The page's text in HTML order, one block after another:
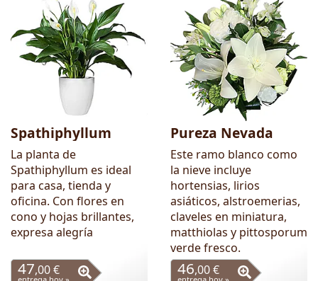
Spathiphyllum
La planta de
Spathiphyllum es ideal
para casa, tienda y
oficina. Con flores en
cono y hojas brillantes,
expresa alegría
47,00 €
Pureza Nevada
Este ramo blanco como
la nieve incluye
hortensias, lirios
asiáticos, alstroemerias,
claveles en miniatura,
matthiolas y pittosporum
verde fresco.
46,00 €